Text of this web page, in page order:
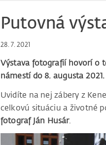
Putovná
28. 7. 2021
Výstava fotografií hovorí o
námestí do 8. augusta 2021.
Uvidíte na nej zábery z
celkovú situáciu a životné
fotograf Ján Husár.